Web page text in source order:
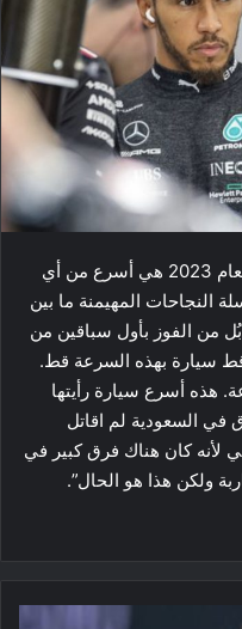
قال ​لويس هاميلتون​ إن سيارة رد بُل لعام 2023 هي أسرع من أي
المهيمنة ما بين
رد بُل من الفوز بأول سباقين من
أر قط سيارة بهذه السرعة قط.
هذه أسرع سيارة رأيتها
في السعودية لم اقاتل
لأنه كان هناك فرق كبير في
ولكن هذا هو الحال”.